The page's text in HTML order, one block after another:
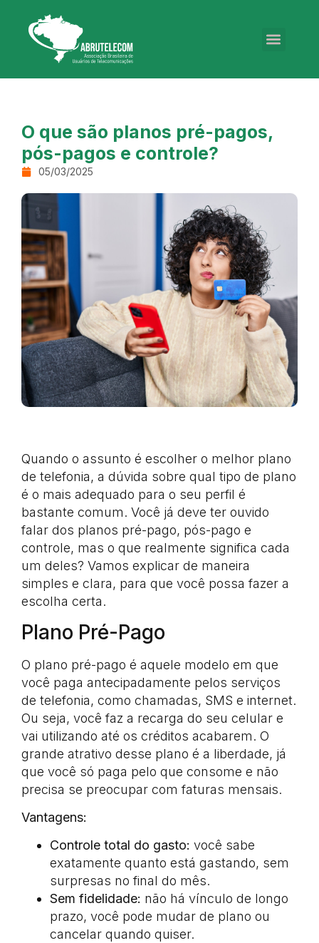
O que são planos pré-pagos,
pós-pagos e controle?
05/03/2025
Quando o assunto é escolher o melhor plano
de telefonia, a dúvida sobre qual tipo de plano
é o mais adequado para o seu perfil é
bastante comum. Você já deve ter ouvido
falar dos planos pré-pago, pós-pago e
controle, mas o que realmente significa cada
um deles? Vamos explicar de maneira
simples e clara, para que você possa fazer a
escolha certa.
Plano Pré-Pago
O plano pré-pago é aquele modelo em que
você paga antecipadamente pelos serviços
de telefonia, como chamadas, SMS e internet.
Ou seja, você faz a recarga do seu celular e
vai utilizando até os créditos acabarem. O
grande atrativo desse plano é a liberdade, já
que você só paga pelo que consome e não
precisa se preocupar com faturas mensais.
Vantagens:
Controle total do gasto: você sabe
exatamente quanto está gastando, sem
surpresas no final do mês.
Sem fidelidade: não há vínculo de longo
prazo, você pode mudar de plano ou
cancelar quando quiser.